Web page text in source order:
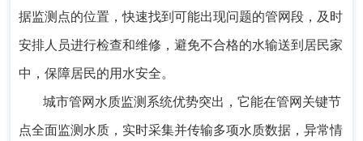
据监测点的位置，快速找到可能出现问题的管网段，及时
安排人员进行检查和维修，避免不合格的水输送到居民家
中，保障居民的用水安全。
城市管网水质监测系统优势突出，它能在管网关键节
点全面监测水质，实时采集并传输多项水质数据，异常情